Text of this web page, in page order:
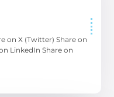
on X (Twitter) Share on
LinkedIn Share on